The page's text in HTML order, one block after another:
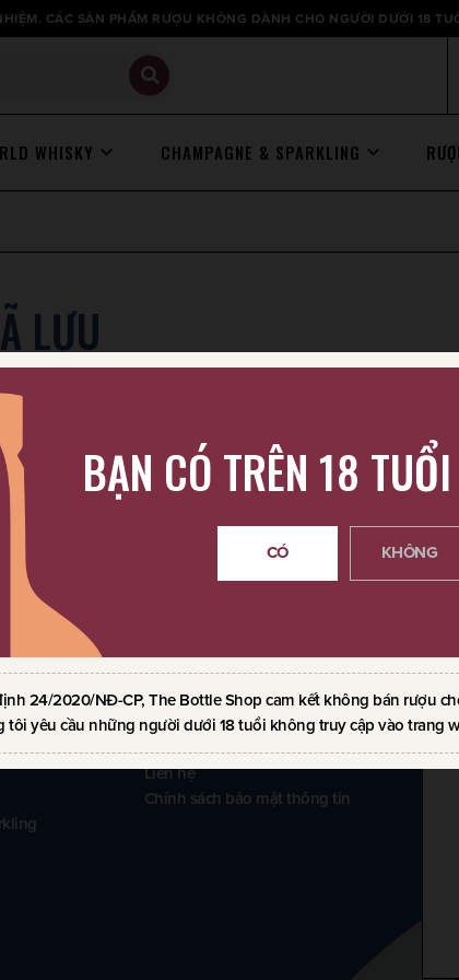
BẠN CÓ TRÊN 18
CÓ KHÔNG
24/2020/NĐ-CP, The Bottle Shop cam kết không bán rượu
tôi yêu cầu những người dưới 18 tuổi không truy cập vào trang
CÁC SẢN PHẨM RƯỢU KHÔNG DÀNH CHO NGƯỜI DƯỚI 18
WHISKY CHAMPAGNE & SPARKLING
LƯU
VỀ CHÚNG TÔI
Về The Bottle Shop
Liên hệ
Chính sách bảo mật thông tin